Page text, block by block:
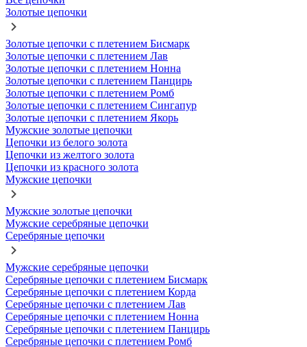
Золотые цепочки
Золотые цепочки с плетением Бисмарк
Золотые цепочки с плетением Лав
Золотые цепочки с плетением Нонна
Золотые цепочки с плетением Панцирь
Золотые цепочки с плетением Ромб
Золотые цепочки с плетением Сингапур
Золотые цепочки с плетением Якорь
Мужские золотые цепочки
Цепочки из белого золота
Цепочки из желтого золота
Цепочки из красного золота
Мужские цепочки
Мужские золотые цепочки
Мужские серебряные цепочки
Серебряные цепочки
Мужские серебряные цепочки
Серебряные цепочки с плетением Бисмарк
Серебряные цепочки с плетением Корда
Серебряные цепочки с плетением Лав
Серебряные цепочки с плетением Нонна
Серебряные цепочки с плетением Панцирь
Серебряные цепочки с плетением Ромб